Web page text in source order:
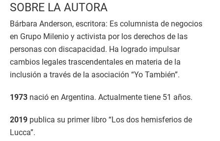
SOBRE LA AUTORA
Bárbara Anderson, escritora: Es columnista de negocios
en Grupo Milenio y activista por los derechos de las
personas con discapacidad. Ha logrado impulsar
cambios legales trascendentales en materia de la
inclusión a través de la asociación “Yo También”.
1973 nació en Argentina. Actualmente tiene 51 años.
2019 publica su primer libro “Los dos hemisferios de
Lucca”.